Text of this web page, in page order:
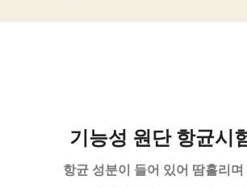
기능성 원단 항균시
항균 성분이 들어 있어 땀흘리며